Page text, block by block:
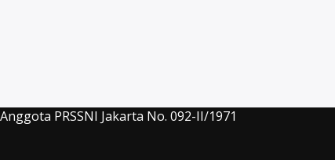
PRSSNI Jakarta No. 092-II/1971